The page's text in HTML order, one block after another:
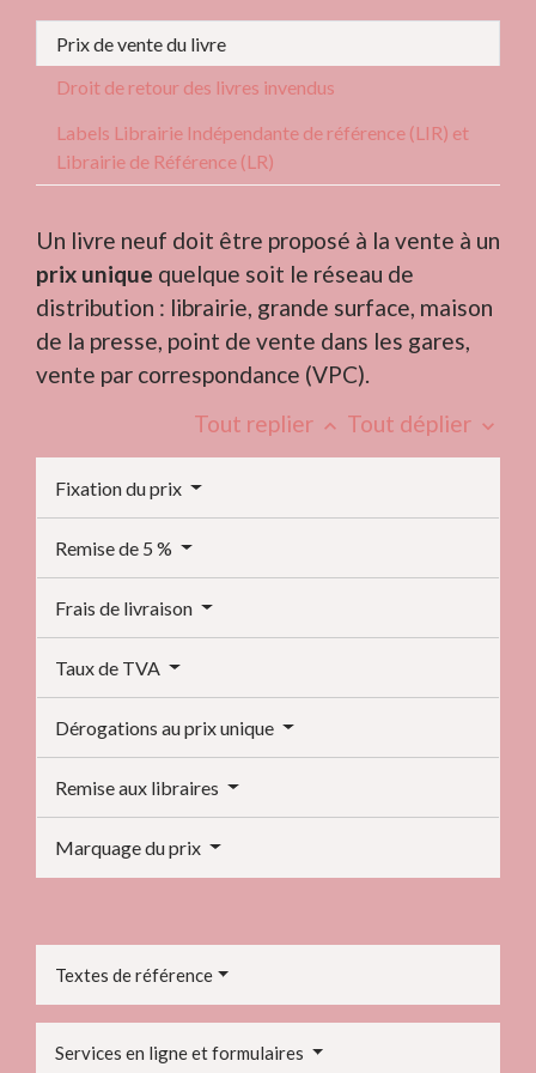
Prix de vente du livre
Droit de retour des livres invendus
Labels Librairie Indépendante de référence (LIR) et
Librairie de Référence (LR)
Un livre neuf doit être proposé à la vente à un
prix unique quelque soit le réseau de
distribution : librairie, grande surface, maison
de la presse, point de vente dans les gares,
vente par correspondance (VPC).
Tout replier keyboard_arrow_up Tout déplier keyboard_arrow_down
Fixation du prix
Remise de 5 %
Frais de livraison
Taux de TVA
Dérogations au prix unique
Remise aux libraires
Marquage du prix
Textes de référence
Services en ligne et formulaires